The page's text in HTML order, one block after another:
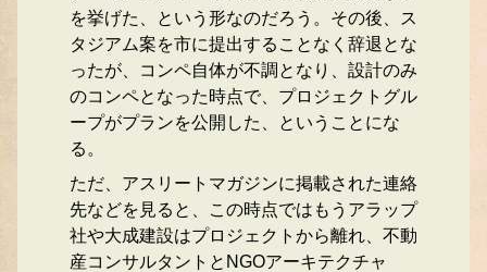
を挙げた、という形なのだろう。その後、ス
タジアム案を市に提出することなく辞退とな
ったが、コンペ自体が不調となり、設計のみ
のコンペとなった時点で、プロジェクトグル
ープがプランを公開した、ということにな
る。
ただ、アスリートマガジンに掲載された連絡
先などを見ると、この時点ではもうアラップ
社や大成建設はプロジェクトから離れ、不動
産コンサルタントとNGOアーキテクチャ